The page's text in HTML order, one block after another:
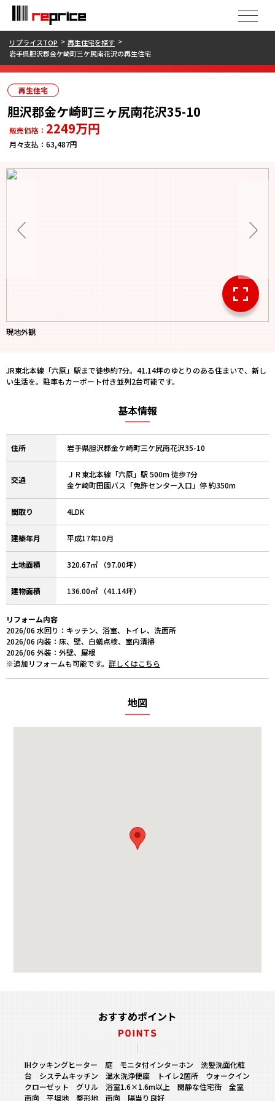
リプライスTOP
再生住宅を探す
岩手県胆沢郡金ケ崎町三ケ尻南花沢の再生住宅
再生住宅
胆沢郡金ケ崎町三ヶ尻南花沢35-10
販売価格： 2249万円
月々支払： 63,487円
地図
現地外観
JR東北本線「六原」駅まで徒歩約7分。41.14坪のゆとりのある住まいで、新し
い生活を。駐車もカーポート付き並列2台可能です。
基本情報
住所 岩手県胆沢郡金ケ崎町三ケ尻南花沢35-10
交通
ＪＲ東北本線「六原」駅 500m 徒歩7分
金ケ崎町田園バス「免許センター入口」停 約350m
間取り 4LDK
建築年月 平成17年10月
土地面積 320.67㎡ （97.00坪）
建物面積 136.00㎡ （41.14坪）
リフォーム内容
2026/06 水回り：キッチン、浴室、トイレ、洗面所
2026/06 内装：床、壁、白蟻点検、室内清掃
2026/06 外装：外壁、屋根
※追加リフォームも可能です。 詳しくはこちら
おすすめポイント
IHクッキングヒーター 庭 モニタ付インターホン 洗髪洗面化粧
台 システムキッチン 温水洗浄便座 トイレ2箇所 ウォークイン
クローゼット グリル 浴室1.6×1.6m以上 閑静な住宅街 全室
南向 平坦地 整形地 南向 陽当り良好